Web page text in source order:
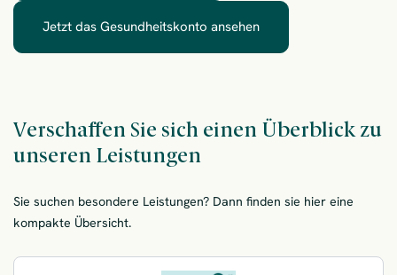
Jetzt das Gesundheitskonto ansehen
Verschaffen Sie sich einen Überblick zu
unseren Leistungen
Sie suchen besondere Leistungen? Dann finden sie hier eine
kompakte Übersicht.